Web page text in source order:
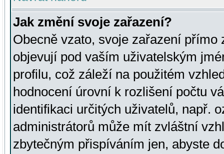
Jak změní svoje zařazení?
Obecně vzato, svoje zařazení přímo
objevují pod vaším uživatelským
profilu, což záleží na použitém
hodnocení úrovní k rozlišení počtu
identifikaci určitých uživatelů, např.
administrátorů může mít zvláštní
zbytečným přispíváním jen, abyste